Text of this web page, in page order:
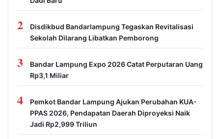
2
Disdikbud Bandarlampung Tegaskan Revitalisasi
Sekolah Dilarang Libatkan Pemborong
3
Bandar Lampung Expo 2026 Catat Perputaran Uang
Rp3,1 Miliar
4
Pemkot Bandar Lampung Ajukan Perubahan KUA-
PPAS 2026, Pendapatan Daerah Diproyeksi Naik
Jadi Rp2,999 Triliun